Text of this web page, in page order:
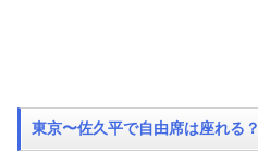
東京〜佐久平で自由席は座れる？